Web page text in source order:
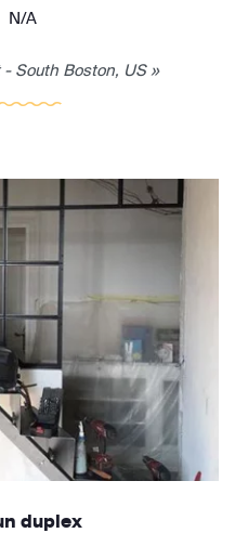
N/A
South Boston, US »
duplex